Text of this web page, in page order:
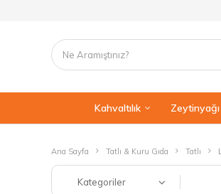
Kahvaltılık Zeytinyağı
Ana Sayfa Tatlı & Kuru Gıda Tatlı
Kategoriler